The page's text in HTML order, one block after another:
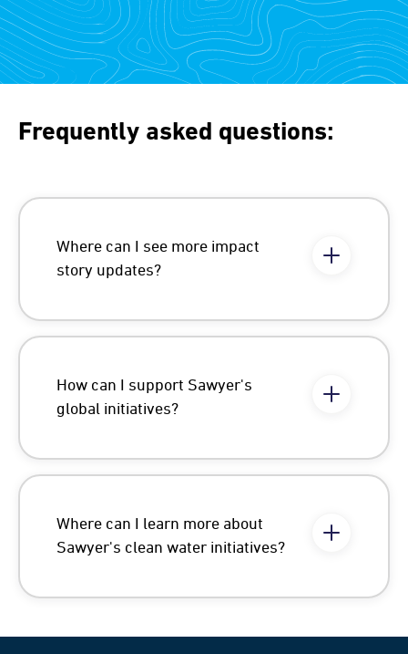
Frequently asked questions:
Where can I see more impact
story updates?
How can I support Sawyer's
global initiatives?
Where can I learn more about
Sawyer's clean water initiatives?